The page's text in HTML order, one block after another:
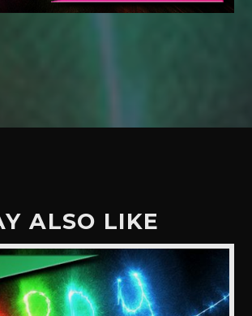
ALSO LIKE